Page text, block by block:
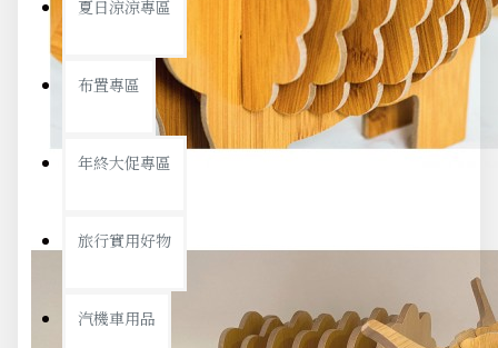
夏日涼涼專區
布置專區
年終大促專區
旅行實用好物
汽機車用品